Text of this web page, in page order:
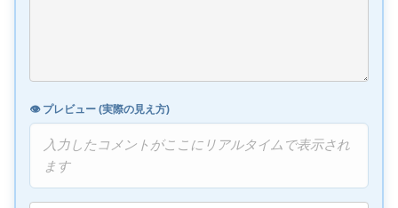
👁️ プレビュー (実際の見え方)
入力したコメントがここにリアルタイムで表示され
ます